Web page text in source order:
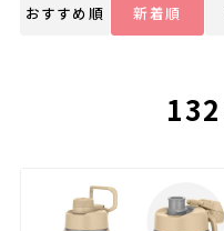
おすすめ順 新着順
132